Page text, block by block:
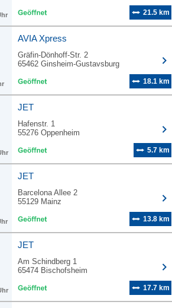
21.5 km
AVIA Xpress
Gräfin-Dönhoff-Str. 2
65462 Ginsheim-Gustavsburg
18.1 km
JET
Hafenstr. 1
55276 Oppenheim
5.7 km
JET
Barcelona Allee 2
55129 Mainz
13.8 km
JET
Am Schindberg 1
65474 Bischofsheim
17.7 km